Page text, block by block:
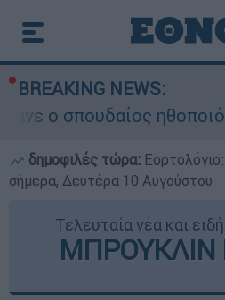
BREAKING NEWS:
ηθοποιός Νίκος
δημοφιλές τώρα:
σήμερα, Δευτέρα 10 Αυγούστου
Τελευταία νέα και